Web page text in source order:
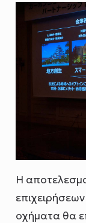
Η
οχήματα θα